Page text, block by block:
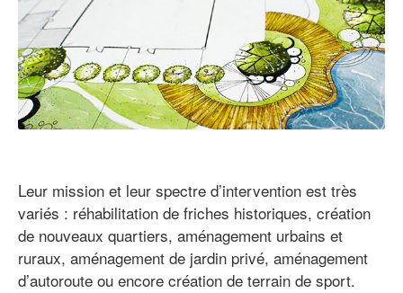
Leur mission et leur spectre d’intervention est très
variés : réhabilitation de friches historiques, création
de nouveaux quartiers, aménagement urbains et
ruraux, aménagement de jardin privé, aménagement
d’autoroute ou encore création de terrain de sport.